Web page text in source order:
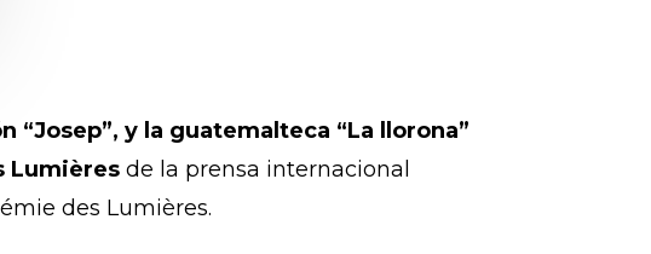
y la guatemalteca “La llorona”
Lumières de la prensa internacional
des Lumières.